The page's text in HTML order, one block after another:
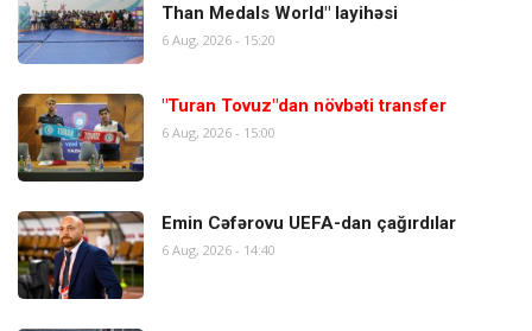
Than Medals World" layihəsi
6 Aug, 2026 - 15:20
"Turan Tovuz"dan növbəti transfer
6 Aug, 2026 - 15:00
Emin Cəfərovu UEFA-dan çağırdılar
6 Aug, 2026 - 14:40